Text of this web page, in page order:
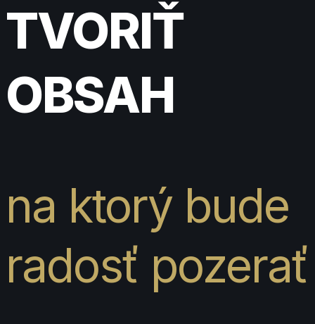
TVORIŤ
OBSAH
na ktorý bude
radosť pozerať